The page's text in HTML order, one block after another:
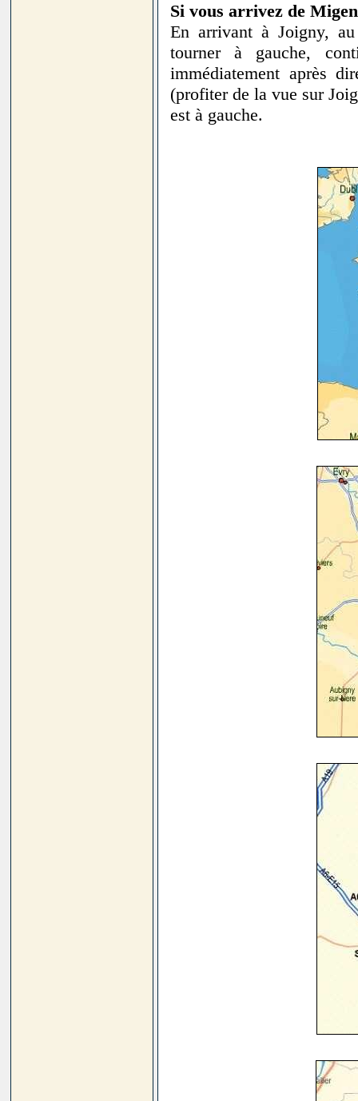
Si vous arrivez de
En arrivant à Joigny,
tourner à gauche,
immédiatement après
(profiter de la vue sur
est à gauche.